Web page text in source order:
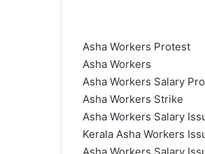
Asha Workers Protest
Asha Workers
Asha Workers Salary
Asha Workers Strike
Asha Workers Salary
Kerala Asha Workers